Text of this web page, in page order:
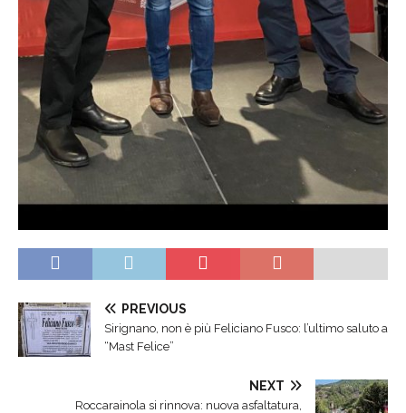
PREVIOUS
Sirignano, non è più Feliciano Fusco: l’ultimo saluto a
“Mast Felice”
NEXT
Roccarainola si rinnova: nuova asfaltatura,